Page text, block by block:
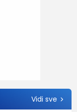
Vidi sve